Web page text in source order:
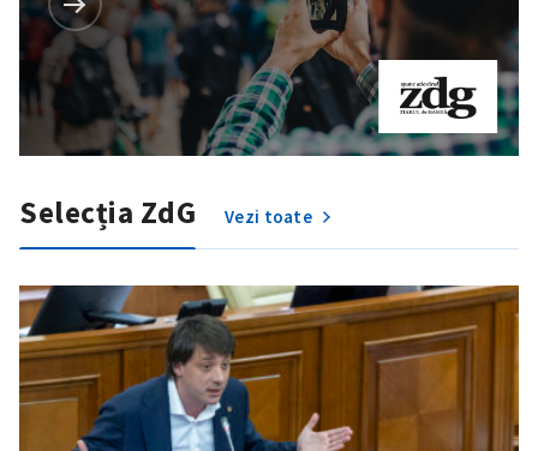
Selecția ZdG Vezi toate